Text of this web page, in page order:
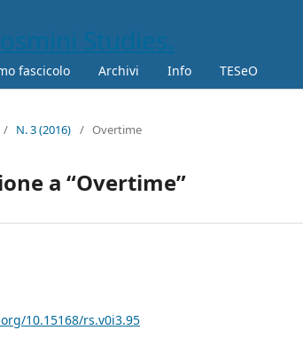
fascicolo Archivi Info TESeO
/ N. 3 (2016) / Overtime
a “Overtime”
10.15168/rs.v0i3.95